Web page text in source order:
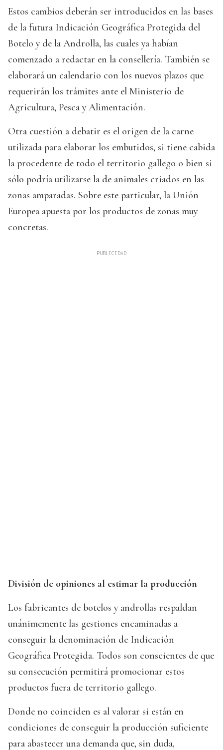
Estos cambios deberán ser introducidos en las bases
de la futura Indicación Geográfica Protegida del
Botelo y de la Androlla, las cuales ya habían
comenzado a redactar en la consellería. También se
elaborará un calendario con los nuevos plazos que
requerirán los trámites ante el Ministerio de
Agricultura, Pesca y Alimentación.
Otra cuestión a debatir es el origen de la carne
utilizada para elaborar los embutidos, si tiene cabida
la procedente de todo el territorio gallego o bien si
sólo podría utilizarse la de animales criados en las
zonas amparadas. Sobre este particular, la Unión
Europea apuesta por los productos de zonas muy
concretas.
División de opiniones al estimar la producción
Los fabricantes de botelos y androllas respaldan
unánimemente las gestiones encaminadas a
conseguir la denominación de Indicación
Geográfica Protegida. Todos son conscientes de que
su consecución permitirá promocionar estos
productos fuera de territorio gallego.
Donde no coinciden es al valorar si están en
condiciones de conseguir la producción suficiente
para abastecer una demanda que, sin duda,